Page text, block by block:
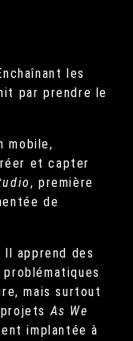
les
par prendre le
mobile,
et capter
, première
de
apprend des
mais surtout
projetsAs We
implantée à